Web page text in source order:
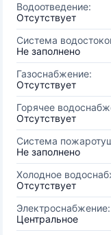
Водоотведение:
Отсутствует
Система
Не заполнено
Газоснабжение:
Отсутствует
Горячее
Отсутствует
Система
Не заполнено
Холодное
Отсутствует
Электроснабжение:
Центральное